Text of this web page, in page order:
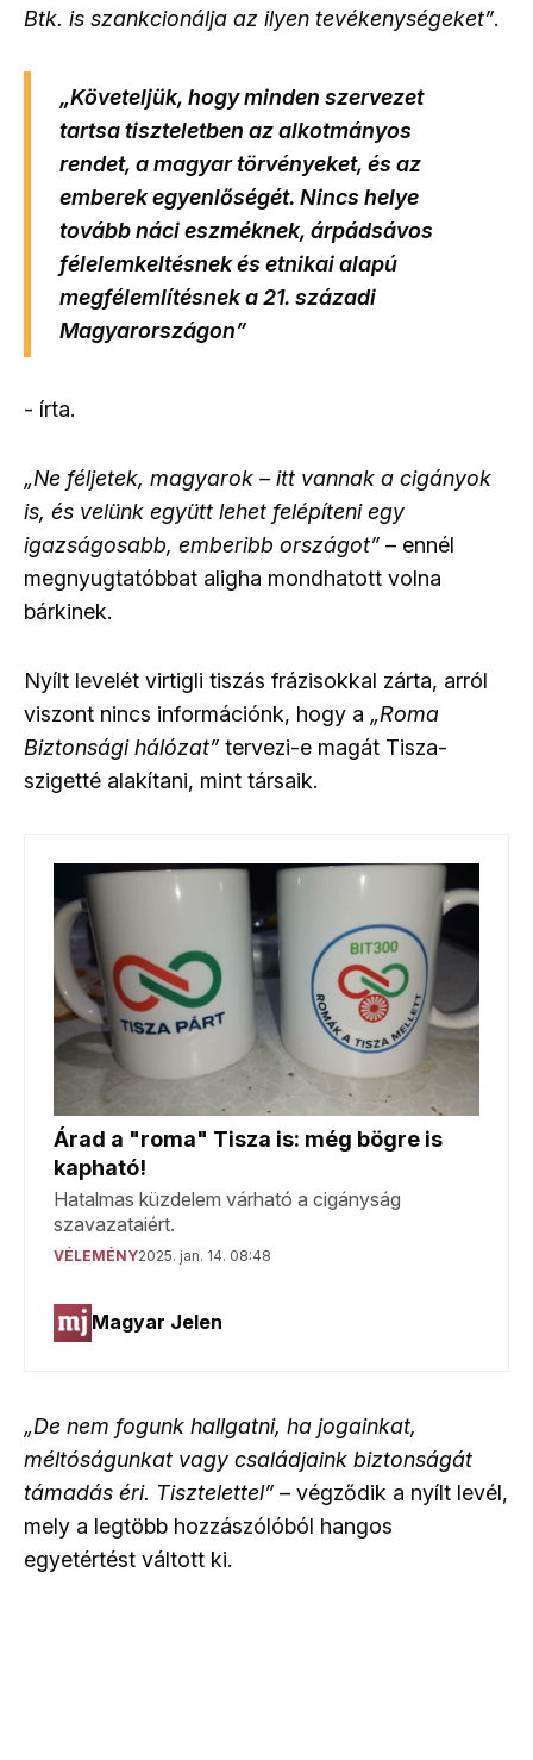
Btk. is szankcionálja az ilyen tevékenységeket”.
„Követeljük, hogy minden szervezet
tartsa tiszteletben az alkotmányos
rendet, a magyar törvényeket, és az
emberek egyenlőségét. Nincs helye
tovább náci eszméknek, árpádsávos
félelemkeltésnekés etnikai alapú
megfélemlítésnek a 21. századi
Magyarországon”
- írta.
„Ne féljetek, magyarok – itt vannak a cigányok
is, és velünk együtt lehet felépíteni egy
igazságosabb, emberibb országot” – ennél
megnyugtatóbbat aligha mondhatott volna
bárkinek.
Nyílt levelét virtigli tiszás frázisokkal zárta, arról
viszont nincs információnk, hogy a „Roma
Biztonsági hálózat” tervezi-e magát Tisza-
szigetté alakítani, mint társaik.
„De nem fogunk hallgatni, ha jogainkat,
méltóságunkat vagy családjaink biztonságát
támadás éri. Tisztelettel” – végződik a nyílt levél,
mely a legtöbb hozzászólóból hangos
egyetértést váltott ki.